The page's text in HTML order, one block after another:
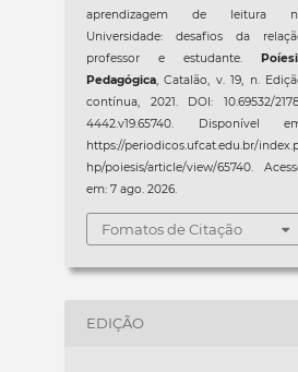
aprendizagem de leitura
Universidade: desafios da
professor e estudante.
Pedagógica, Catalão, v. 19, n.
contínua, 2021. DOI: 10.69532/
4442.v19.65740. Disponível
https://periodicos.ufcat.edu.br/
hp/poiesis/article/view/65740.
em: 7 ago. 2026.
Fomatos de Citação
EDIÇÃO